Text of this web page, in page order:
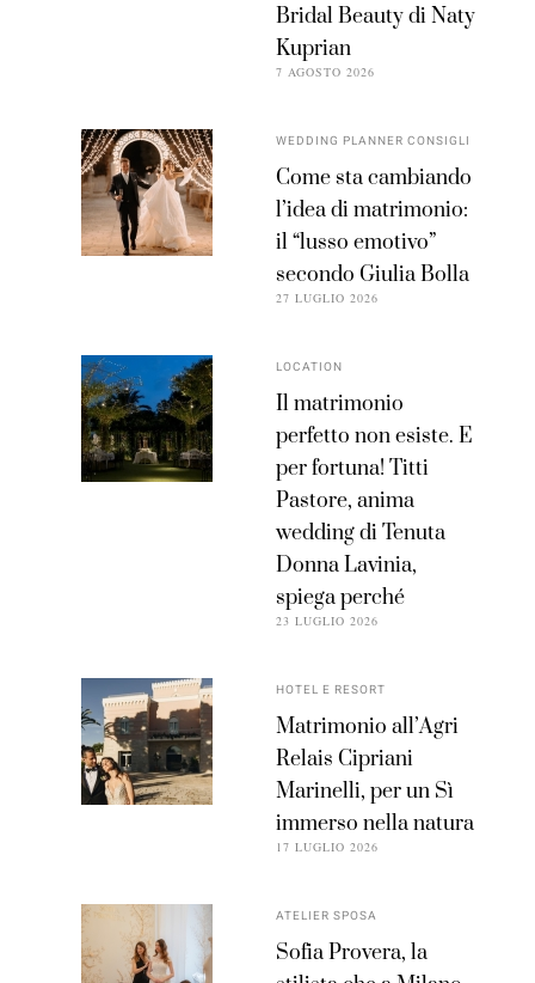
Bridal Beauty di Naty
Kuprian
7 AGOSTO 2026
WEDDING PLANNER CONSIGLI
Come sta cambiando
l’idea di matrimonio:
il “lusso emotivo”
secondo Giulia Bolla
27 LUGLIO 2026
LOCATION
Il matrimonio
perfetto non esiste. E
per fortuna! Titti
Pastore, anima
wedding di Tenuta
Donna Lavinia,
spiega perché
23 LUGLIO 2026
HOTEL E RESORT
Matrimonio all’Agri
Relais Cipriani
Marinelli, per un Sì
immerso nella natura
17 LUGLIO 2026
ATELIER SPOSA
Sofia Provera, la